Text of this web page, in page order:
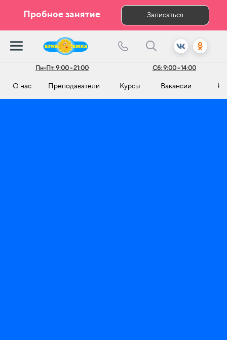
Пробное занятие Записаться
Пн-Пт:9:00 - 21:00 Сб:9:00 - 14:00
О нас Преподаватели Курсы Вакансии